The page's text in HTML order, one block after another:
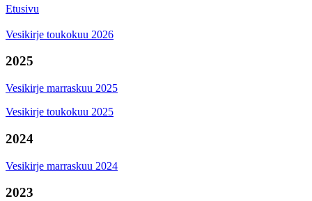
Etusivu
Vesikirje toukokuu 2026
2025
Vesikirje marraskuu 2025
Vesikirje toukokuu 2025
2024
Vesikirje marraskuu 2024
2023